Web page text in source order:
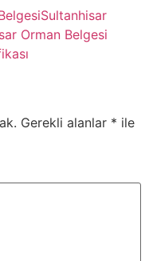
Sultanhisar
Orman Belgesi
Gerekli alanlar * ile